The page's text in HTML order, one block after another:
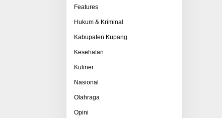
Features
Hukum & Kriminal
Kabupaten Kupang
Kesehatan
Kuliner
Nasional
Olahraga
Opini